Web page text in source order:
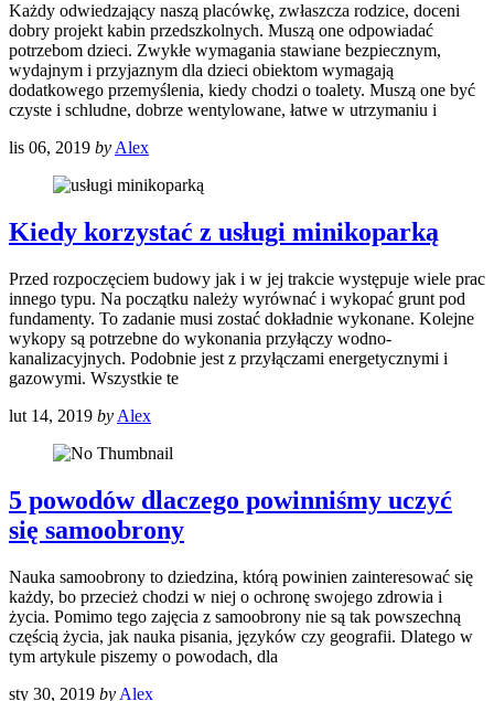
Każdy odwiedzający naszą placówkę, zwłaszcza rodzice, doceni
dobry projekt kabin przedszkolnych. Muszą one odpowiadać
potrzebom dzieci. Zwykłe wymagania stawiane bezpiecznym,
wydajnym i przyjaznym dla dzieci obiektom wymagają
dodatkowego przemyślenia, kiedy chodzi o toalety. Muszą one być
czyste i schludne, dobrze wentylowane, łatwe w utrzymaniu i
lis 06, 2019 byAlex
Kiedy korzystać z usługi minikoparką
Przed rozpoczęciem budowy jak i w jej trakcie występuje wiele prac
innego typu. Na początku należy wyrównać i wykopać grunt pod
fundamenty. To zadanie musi zostać dokładnie wykonane. Kolejne
wykopy są potrzebne do wykonania przyłączy wodno-
kanalizacyjnych. Podobnie jest z przyłączami energetycznymi i
gazowymi. Wszystkie te
lut 14, 2019 by Alex
5 powodów dlaczego powinniśmy uczyć
się samoobrony
Nauka samoobrony to dziedzina, którą powinien zainteresować się
każdy, bo przecież chodzi w niej o ochronę swojego zdrowia i
życia. Pomimo tego zajęcia z samoobrony nie są tak powszechną
częścią życia, jak nauka pisania, języków czy geografii. Dlatego w
tym artykule piszemy o powodach, dla
sty 30, 2019 by Alex